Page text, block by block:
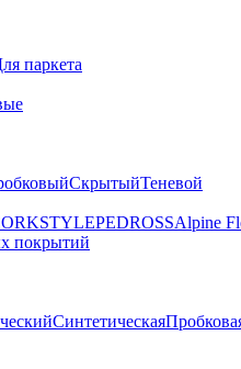
паркета
СкрытыйТеневой
PEDROSSAlpine
покрытий
Синтетическая